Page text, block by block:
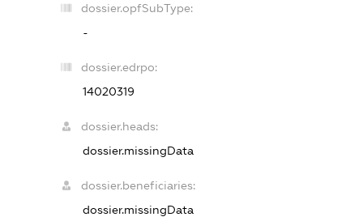
dossier.opfSubType:
-
dossier.edrpo:
14020319
dossier.heads:
dossier.missingData
dossier.beneficiaries:
dossier.missingData